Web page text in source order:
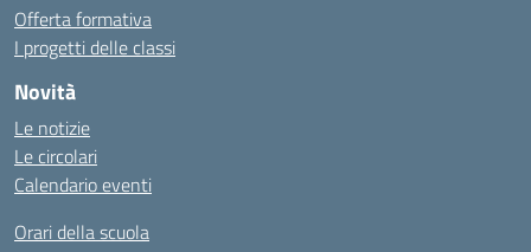
Offerta formativa
I progetti delle classi
Novità
Le notizie
Le circolari
Calendario eventi
Orari della scuola